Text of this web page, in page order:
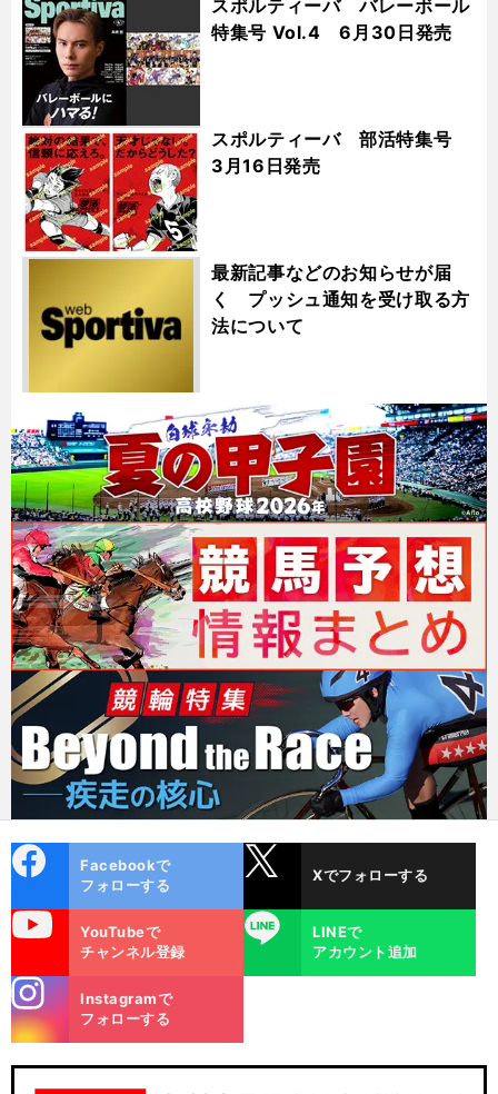
スポルティーバ バレーボール
特集号 Vol.4 6月30日発売
スポルティーバ 部活特集号
3月16日発売
最新記事などのお知らせが届
く プッシュ通知を受け取る方
法について
ok
Facebookで
フォローする
Xでフォローする
YouTubeで
チャンネル登録
LINE
LINEで
アカウント追加
m
Instagramで
フォローする